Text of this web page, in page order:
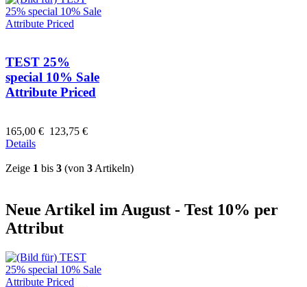
TEST 25%
special 10% Sale
Attribute Priced
165,00 € 123,75 €
Details
Zeige 1 bis 3 (von 3 Artikeln)
Neue Artikel im August - Test 10% per
Attribut